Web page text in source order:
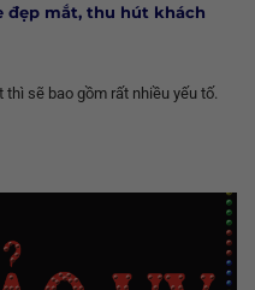
đẹp mắt, thu hút khách
sẽ bao gồm rất nhiều yếu tố.